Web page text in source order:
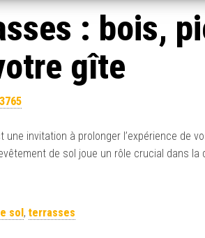
: bois,
gîte
invitation à prolonger l’expérience de
de sol joue un rôle crucial dans la
sol, terrasses